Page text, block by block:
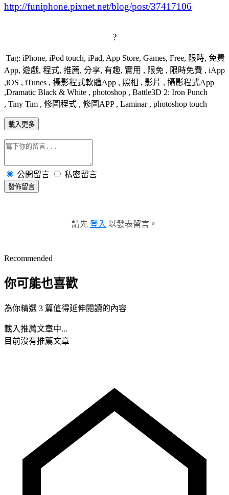
http://funiphone.pixnet.net/blog/post/37417106
?
Tag: iPhone, iPod touch, iPad, App Store, Games, Free, 限時, 免費
App, 遊戲, 程式, 推薦, 分享, 有趣, 實用 , 限免 , 限時免費 , iApp
,iOS , iTunes , 攝影程式軟體App , 照相 , 影片 , 攝影程式App
,Dramatic Black & White , photoshop , Battle3D 2: Iron Punch
, Tiny Tim , 修圖程式 , 修圖APP , Laminar , photoshop touch
載入更多
公開留言 私密留言
發佈留言
請先 登入 以發表留言。
Recommended
你可能也喜歡
為你精選 3 篇值得延伸閱讀的內容
載入推薦文章中...
目前沒有推薦文章